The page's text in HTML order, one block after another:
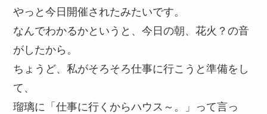
やっと今日開催されたみたいです。
なんでわかるかというと、今日の朝、花火？の音
がしたから。
ちょうど、私がそろそろ仕事に行こうと準備をし
て、
瑠璃に「仕事に行くからハウス～。」って言っ